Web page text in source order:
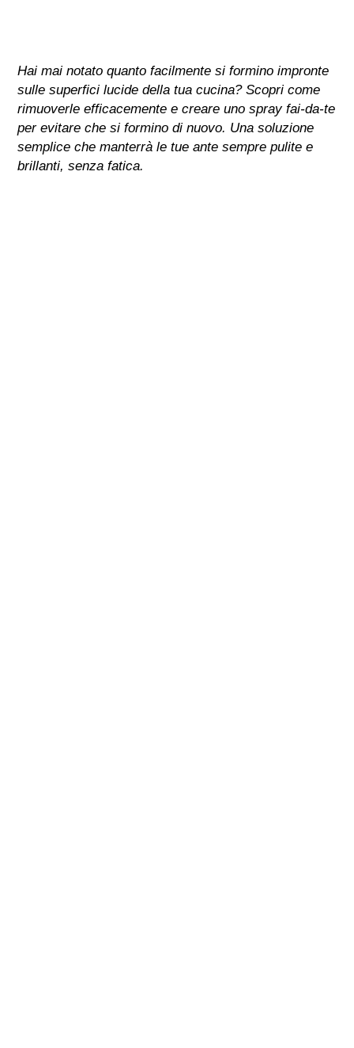
Hai mai notato quanto facilmente si formino impronte
sulle superfici lucide della tua cucina? Scopri come
rimuoverle efficacemente e creare uno spray fai-da-te
per evitare che si formino di nuovo. Una soluzione
semplice che manterrà le tue ante sempre pulite e
brillanti, senza fatica.